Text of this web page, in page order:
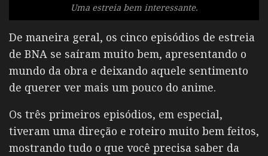
Uma estreia bem interessante.
De maneira geral, os cinco episódios de estreia
de BNA se saíram muito bem, apresentando o
mundo da obra e deixando aquele sentimento
de querer ver mais um pouco do anime.
Os três primeiros episódios, em especial,
tiveram uma direção e roteiro muito bem feitos,
mostrando tudo o que você precisa saber da